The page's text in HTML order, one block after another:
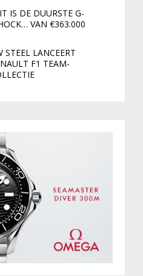
IS DE DUURSTE G-
VAN €363.000
STEEL LANCEERT
F1 TEAM-